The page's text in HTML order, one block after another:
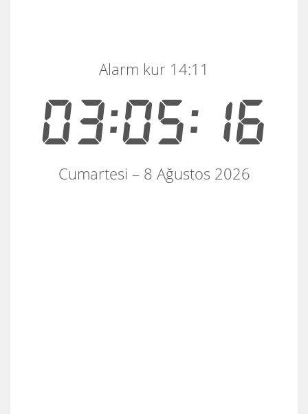
03:05:16
Alarm kur 14:11
Cumartesi – 8 Ağustos 2026